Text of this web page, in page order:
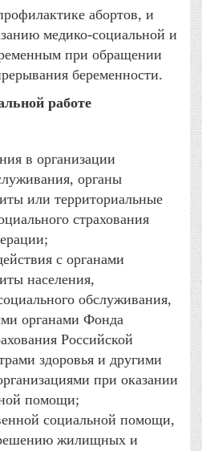
абортов, и
медико-социальной и
при обращении
беременности.
работе
в организации
органы
или территориальные
страхования
с органами
населения,
обслуживания,
органами Фонда
Российской
здоровья и другими
при оказании
помощи;
социальной помощи,
жилищных и